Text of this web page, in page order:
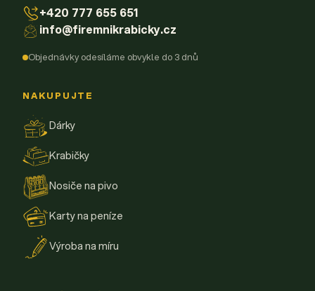
+420 777 655 651
info@firemnikrabicky.cz
Objednávky odesíláme obvykle do 3 dnů
NAKUPUJTE
Dárky
Krabičky
Nosiče na pivo
Karty na peníze
Výroba na míru